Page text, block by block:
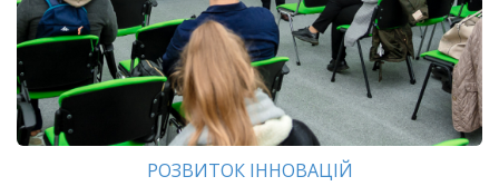
РОЗВИТОК ІННОВАЦІЙ